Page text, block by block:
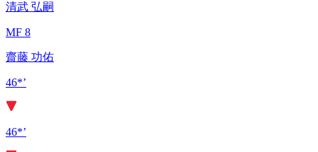
清武 弘嗣
MF 8
齋藤 功佑
46*’
46*’